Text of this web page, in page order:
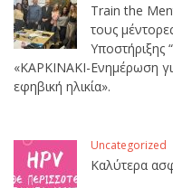
Train the
τους
Υποστήριξης
«ΚΑΡΚΙΝΑΚΙ-Ενημέρωση
εφηβική ηλικία».
Uncategorized
Καλύτερα